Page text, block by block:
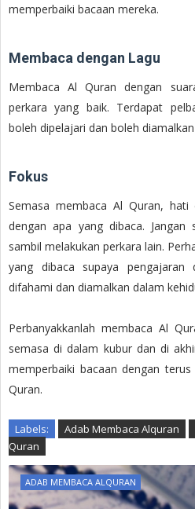
memperbaiki bacaan mereka.
Membaca dengan Lagu
Membaca Al Quran dengan
perkara yang baik. Terdapat
boleh dipelajari dan boleh
Fokus
Semasa membaca Al Quran,
dengan apa yang dibaca. Jangan
sambil melakukan perkara lain.
yang dibaca supaya
difahami dan diamalkan dalam
Perbanyakkanlah membaca Al
semasa di dalam kubur dan di
memperbaiki bacaan dengan
Quran.
Labels: Adab Membaca Alquran
Quran
ADAB MEMBACA ALQURAN